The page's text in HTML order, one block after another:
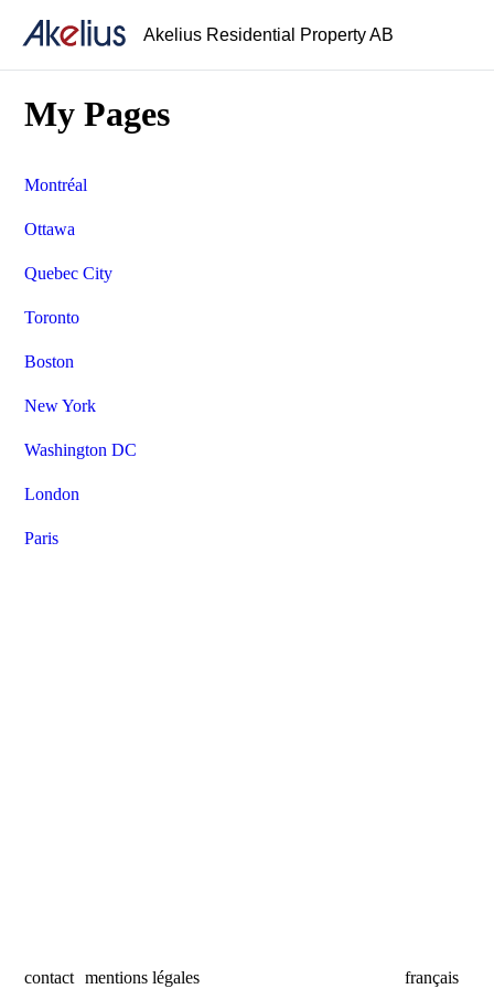
Akelius Residential Property AB
My Pages
Montréal
Ottawa
Quebec City
Toronto
Boston
New York
Washington DC
London
Paris
contact
mentions légales
français